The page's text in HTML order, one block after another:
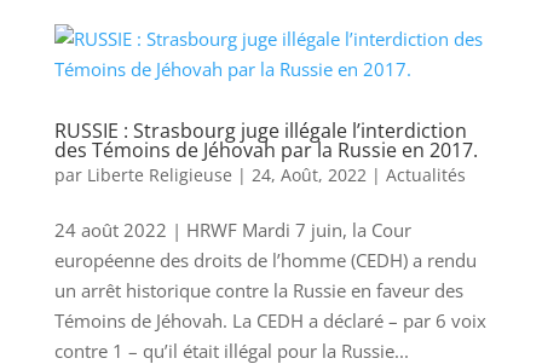
RUSSIE : Strasbourg juge illégale l’interdiction
des Témoins de Jéhovah par la Russie en 2017.
par Liberte Religieuse | 24, Août, 2022 | Actualités
24 août 2022 | HRWF Mardi 7 juin, la Cour
européenne des droits de l’homme (CEDH) a rendu
un arrêt historique contre la Russie en faveur des
Témoins de Jéhovah. La CEDH a déclaré – par 6 voix
contre 1 – qu’il était illégal pour la Russie...